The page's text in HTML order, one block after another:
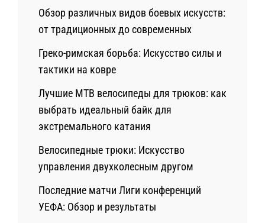
Обзор различных видов боевых искусств:
от традиционных до современных
Греко-римская борьба: Искусство силы и
тактики на ковре
Лучшие MTB велосипеды для трюков: как
выбрать идеальный байк для
экстремального катания
Велосипедные трюки: Искусство
управления двухколесным другом
Последние матчи Лиги конференций
УЕФА: Обзор и результаты